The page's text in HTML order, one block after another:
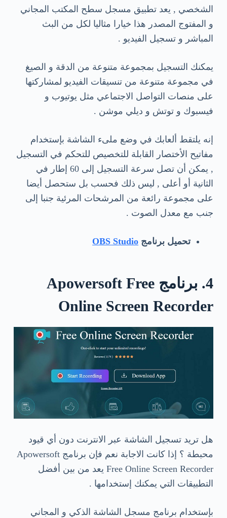
الشخصي , يعد تطبيق مسجل سطح المكتب المجاني
و المفتوج المصدر هذا خيارا مثاليا لكل من البث
المباشر و تسجيل الفيديو .
يمكنك التسجيل بمجموعة متنوعة من الدقة و الصيغ
في مجموعة متنوعة من تنسيقات الفيديو لمشاركتها
على منصات التواصل الاجتماعي مثل يوتيوب و
فيسبوك و توتش و ديلي موشن .
إنه يلتقط ألعابك في وضع ملىء الشاشة بإستخدام
مفاتيح الأختصار القابلة للتخصيص للتحكم في التسجيل
, يمكن أن تصل سرعة التسجيل إلى 60 إطار في
الثانية أو أعلى , ليس ذلك فحسب بل ستحصل أيضا
على مجموعة رائعة من المرشحات المرئية جنبا إلى
جنب مع معدل الصوت .
تحميل برنامج OBS Studio
4. برنامج Apowersoft Free
Online Screen Recorder
هل تريد تسجيل الشاشة عبر الانترنت دون أي قيود
محبطة ؟ إذا كانت الاجابة نعم فإن برنامج Apowersoft
Free Online Screen Recorder يعد من بين أفضل
التطبيقات التي يمكنك إستخدامها .
بإستخدام برنامج مسجل الشاشة الذكي و المجاني